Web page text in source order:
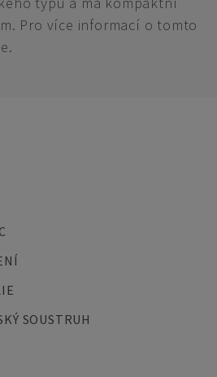
Pro více informací o tomto
SOUSTRUH